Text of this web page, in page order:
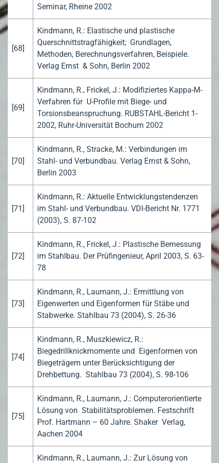
Seminar, Rheine 2002
[68]
Kindmann, R.: Elastische und plastische
Querschnittstragfähigkeit; Grundlagen,
Methoden, Berechnungsverfahren, Beispiele.
Verlag Ernst & Sohn, Berlin 2002
[69]
Kindmann, R., Frickel, J.: Modifiziertes Kappa-M-
Verfahren für U-Profile mit Biege- und
Torsionsbeanspruchung. RUBSTAHL-Bericht 1-
2002, Ruhr-Universität Bochum 2002
[70]
Kindmann, R., Stracke, M.: Verbindungen im
Stahl- und Verbundbau. Verlag Ernst & Sohn,
Berlin 2003
[71]
Kindmann, R.: Aktuelle Entwicklungstendenzen
im Stahl- und Verbundbau. VDI-Bericht Nr. 1771
(2003), S. 87-102
[72]
Kindmann, R., Frickel, J.: Plastische Bemessung
im Stahlbau. Der Prüfingenieur, April 2003, S. 63-
78
[73]
Kindmann, R., Laumann, J.: Ermittlung von
Eigenwerten und Eigenformen für Stäbe und
Stabwerke. Stahlbau 73 (2004), S. 26-36
]74]
Kindmann, R., Muszkiewicz, R.:
Biegedrillknickmomente und Eigenformen von
Biegeträgern unter Berücksichtigung der
Drehbettung. Stahlbau 73 (2004), S. 98-106
[75]
Kindmann, R., Laumann, J.: Computerorientierte
Lösung von Stabilitätsproblemen. Festschrift
Prof. Hartmann – 60 Jahre. Shaker Verlag,
Aachen 2004
Kindmann, R., Laumann, J.: Zur Lösung von